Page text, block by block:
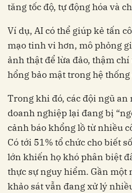
tăng tốc độ, tự động hóa và
Ví dụ, AI có thể giúp kẻ tấn
mạo tinh vi hơn, mô phỏng
ảnh thật để lừa đảo, thậm
hổng bảo mật trong hệ
Trong khi đó, các đội ngũ
doanh nghiệp lại đang bị
cảnh báo khổng lồ từ nhiều
Có tới 51% tổ chức cho biết
lớn khiến họ khó phân biệt
thực sự nguy hiểm. Gần một
khảo sát vẫn đang xử lý